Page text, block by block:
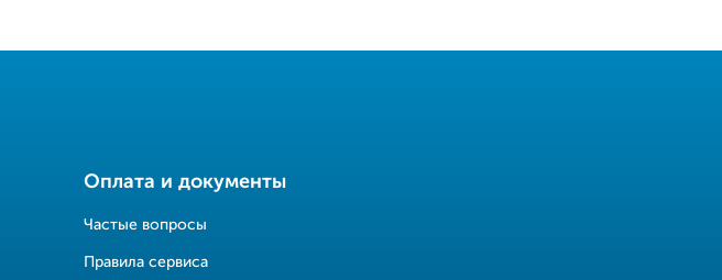
Оплата и документы
Частые вопросы
Правила сервиса